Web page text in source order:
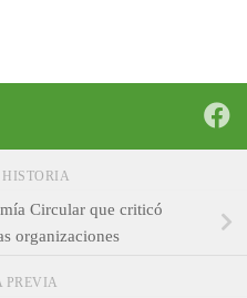
Circular que criticó
organizaciones
PREVIA